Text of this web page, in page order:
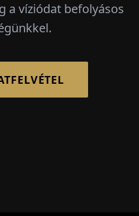
a víziódat befolyásos